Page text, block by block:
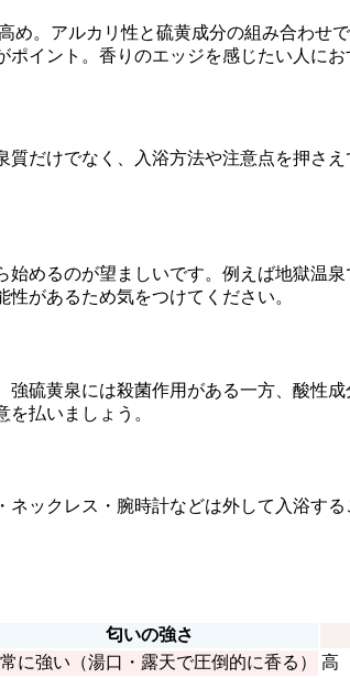
。アルカリ性と硫黄成分の組み合わせ
イント。香りのエッジを感じたい人にお
だけでなく、入浴方法や注意点を押さ
めるのが望ましいです。例えば地獄温
があるため気をつけてください。
硫黄泉には殺菌作用がある一方、酸性
払いましょう。
ックレス・腕時計などは外して入浴す
匂いの強さ
に強い（湯口・露天で圧倒的に香る）
高